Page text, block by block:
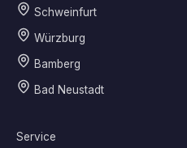
Schweinfurt
Würzburg
Bamberg
Bad Neustadt
Service